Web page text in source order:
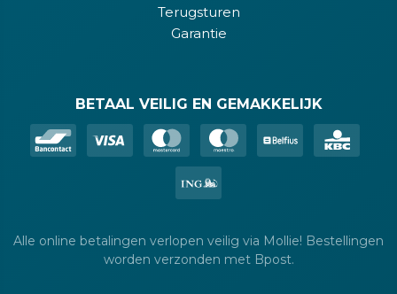
Terugsturen
Garantie
BETAAL VEILIG EN GEMAKKELIJK
Alle online betalingen verlopen veilig via Mollie! Bestellingen
worden verzonden met Bpost.